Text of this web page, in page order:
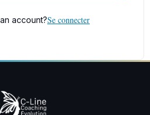
account?Se connecter